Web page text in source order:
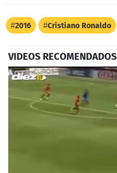
2016 Cristiano Ronaldo
VIDEOS RECOMENDADOS